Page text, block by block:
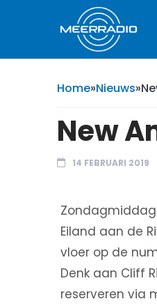
Home»Nieuws»
New
14 FEBRUARI 2019
Zondagmiddag
Eiland aan de
vloer op de
Denk aan Cliff
reserveren via